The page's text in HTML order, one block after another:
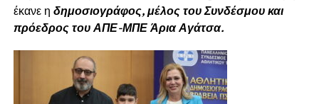
έκανε η δημοσιογράφος, μέλος του Συνδέσμου και
πρόεδρος του ΑΠΕ-ΜΠΕ Άρια Αγάτσα.